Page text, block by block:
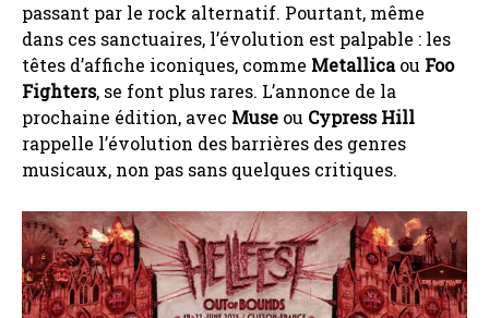
passant par le rock alternatif. Pourtant, même
dans ces sanctuaires, l’évolution est palpable : les
têtes d’affiche iconiques, comme Metallicaou Foo
Fighters, se font plus rares. L’annonce de la
prochaine édition, avec Muse ou Cypress Hill
rappelle l’évolution des barrières des genres
musicaux, non pas sans quelques critiques.